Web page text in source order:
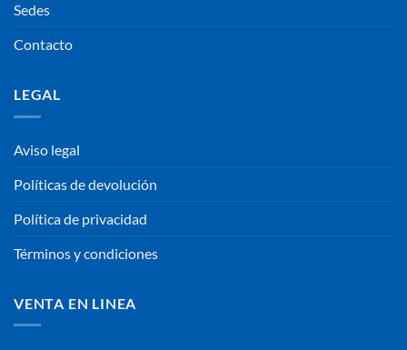
Sedes
Contacto
LEGAL
Aviso legal
Políticas de devolución
Política de privacidad
Términos y condiciones
VENTA EN LINEA